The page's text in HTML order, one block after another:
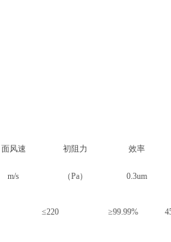
面风速
m/s
初阻力
（Pa）
效率
0.3um
≤220 ≥99.99%